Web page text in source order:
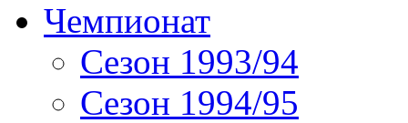
Чемпионат
Сезон 1993/94
Сезон 1994/95